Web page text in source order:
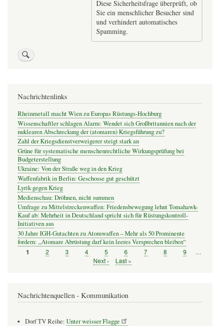
Diese Sicherheitsfrage überprüft, ob
Sie ein menschlicher Besucher sind
und verhindert automatisches
Spamming.
Nachrichtenlinks
Rheinmetall macht Wien zu Europas Rüstungs-Hochburg
Wissenschaftler schlagen Alarm: Wendet sich Großbritannien nach der
nuklearen Abschreckung der (atomaren) Kriegsführung zu?
Zahl der Kriegsdienstverweigerer steigt stark an
Grüne für systematische menschenrechtliche Wirkungsprüfung bei
Budgeterstellung
Ukraine: Von der Straße weg in den Krieg
Waffenfabrik in Berlin: Geschosse gut geschützt
Lyrik gegen Krieg
Medienschau: Dröhnen, nicht summen
Umfrage zu Mittelstreckenwaffen: Friedensbewegung lehnt Tomahawk-
Kauf ab: Mehrheit in Deutschland spricht sich für Rüstungskontroll-
Initiativen aus
30 Jahre IGH-Gutachten zu Atomwaffen – Mehr als 50 Prominente
fordern: „Atomare Abrüstung darf kein leeres Versprechen bleiben“
Seitennummerierung
Seite
1 Seite
2 Seite
3 Seite
4 Seite
5 Seite
6 Seite
7 Seite
8 Seite
9
…
Nächste
Next ›
Letzte
Last »
Nachrichtenquellen - Kommunikation
Dorf TV Reihe: Unter weisser Flagge